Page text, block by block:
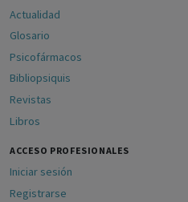
Actualidad
Glosario
Psicofármacos
Bibliopsiquis
Revistas
Libros
ACCESO PROFESIONALES
Iniciar sesión
Registrarse